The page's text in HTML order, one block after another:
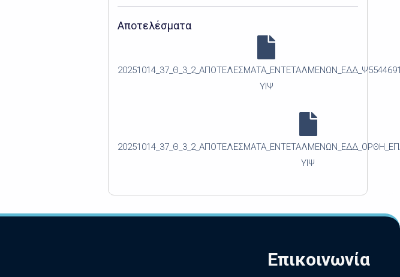
Αποτελέσματα
ΥΙΨ
ΥΙΨ
Επικοινωνία